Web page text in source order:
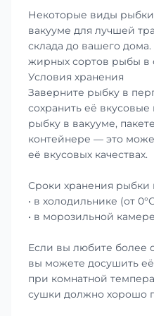
Некоторые виды
вакууме для лучшей
склада до вашего дома.
жирных сортов рыбы в
Условия хранения
Заверните рыбку в
сохранить её вкусовые
рыбку в вакууме,
контейнере — это
её вкусовых качествах.
Сроки хранения рыбки
• в холодильнике (от
• в морозильной
Если вы любите более
вы можете досушить
при комнатной
сушки должно хорошо